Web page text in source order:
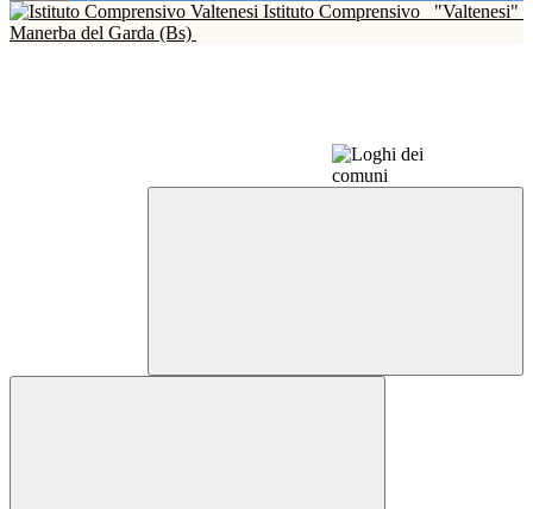
Istituto Comprensivo
"Valtenesi"
Manerba del Garda (Bs)